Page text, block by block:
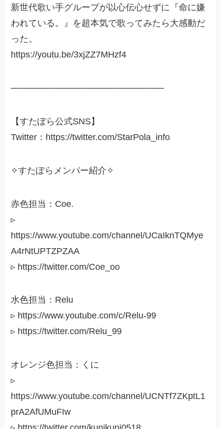
新世代歌い手グループが以心伝心せずに『命に嫌
われている。』を超本気で歌ってみたら大感動だ
った。
https://youtu.be/3xjZZ7MHzf4
────────────────────────
【すたぽら公式SNS】
Twitter：https://twitter.com/StarPola_info
✧すたぽらメンバー紹介✧
赤色担当：Coe.
▹
https://www.youtube.com/channel/UCaIknTQMye
A4rNtUPTZPZAA
▹ https://twitter.com/Coe_oo
水色担当：Relu
▹ https://www.youtube.com/c/Relu-99
▹ https://twitter.com/Relu_99
オレンジ色担当：くに
▹
https://www.youtube.com/channel/UCNTf7ZKptL1
prA2AfUMuFIw